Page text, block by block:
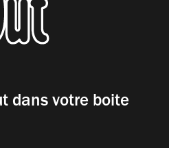
dans votre boite